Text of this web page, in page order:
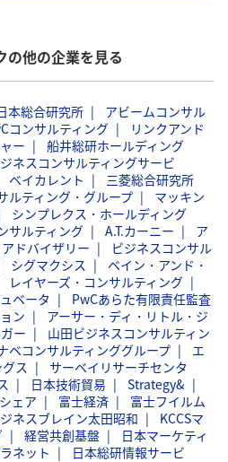
の他の企業を見る
本総合研究所
アビームコンサル
コンサルティング
リンクアンド
ー
船井総研ホールディング
ネスコンサルティングサービ
ベイカレント
三菱総合研究所
ルティング・グループ
マッキン
シンプレクス・ホールディング
サルティング A.T.カーニー
ア
ドバイザリー
ビジネスコンサル
シグマクシス
ベイン・アンド・
レイヤーズ・コンサルティング
ベータ
PwCあらた有限責任監査
ン
アーサー・ディ・リトル・ジ
ー
山田ビジネスコンサルティン
ベコンサルティンググループ
エ
ス
サーベイリサーチセンタ
日本技術貿易
Strategy&
ェア 富士経済
富士フイルム
ネスブレイン太田昭和
KCCSマ
経営共創基盤
日本マーケティ
ネット
日本総研情報サービ